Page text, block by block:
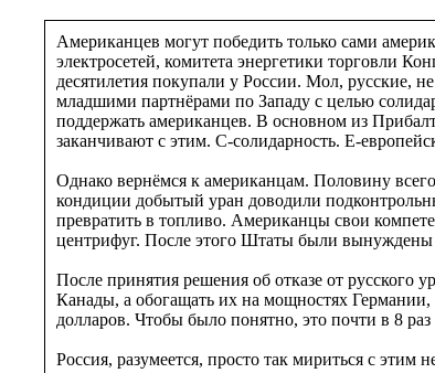
Американцев могут победить только сами
электросетей, комитета энергетики торговли
десятилетия покупали у России. Мол, русские,
младшими партнёрами по Западу с целью
поддержать американцев. В основном из
заканчивают с этим. С-солидарность. Е-
Однако вернёмся к американцам. Половину
кондиции добытый уран доводили
превратить в топливо. Американцы свои
центрифуг. После этого Штаты были
После принятия решения об отказе от русского
Канады, а обогащать их на мощностях
долларов. Чтобы было понятно, это почти в 8
Россия, разумеется, просто так мириться с